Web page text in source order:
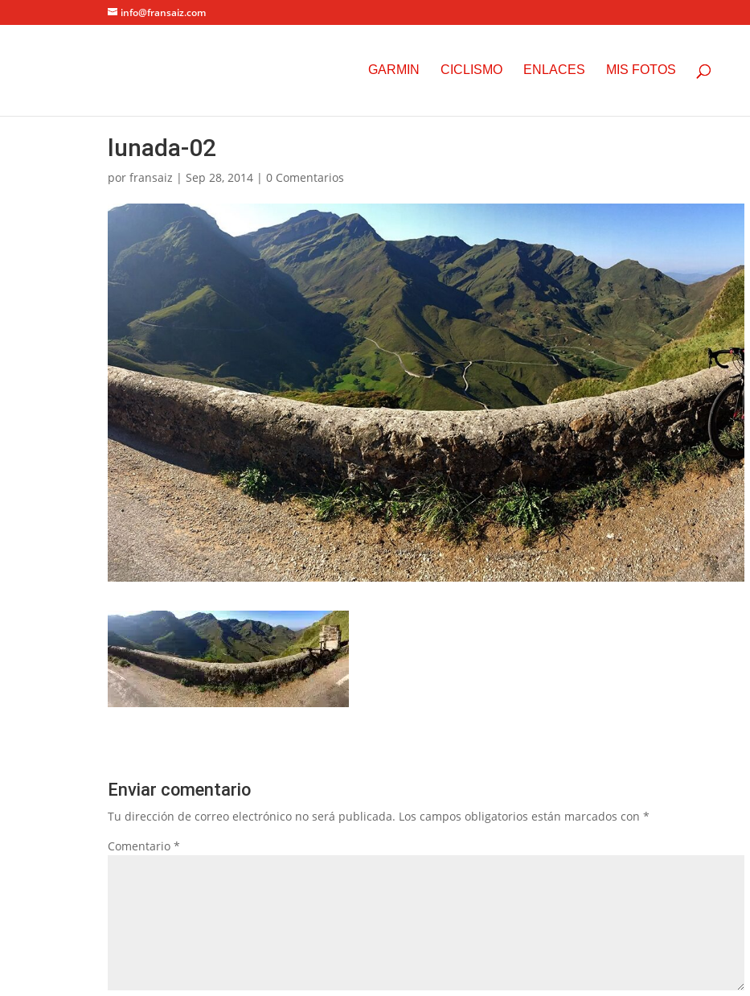
info@fransaiz.com
GARMIN CICLISMO ENLACES MIS FOTOS
lunada-02
porfransaiz |Sep 28, 2014 |0 Comentarios
Enviar comentario
Tu dirección de correo electrónico no será publicada. Los campos obligatorios están marcados con*
Comentario*